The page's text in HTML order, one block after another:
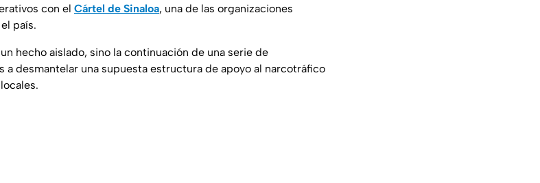
con el Cártel de Sinaloa, una de las organizaciones
país.
hecho aislado, sino la continuación de una serie de
a desmantelar una supuesta estructura de apoyo al narcotráfico